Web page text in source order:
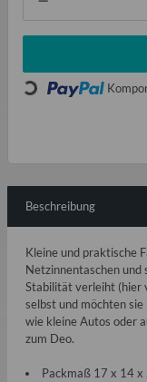
Loading...
Beschreibung
Kleine und praktische
Netzinnentaschen und
Stabilität verleiht (hier
selbst und möchten
wie kleine Autos oder
zum Deo.
Packmaß 17 x 14 x